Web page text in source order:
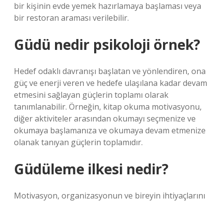
bir kişinin evde yemek hazırlamaya başlaması veya
bir restoran araması verilebilir.
Güdü nedir psikoloji örnek?
Hedef odaklı davranışı başlatan ve yönlendiren, ona
güç ve enerji veren ve hedefe ulaşılana kadar devam
etmesini sağlayan güçlerin toplamı olarak
tanımlanabilir. Örneğin, kitap okuma motivasyonu,
diğer aktiviteler arasından okumayı seçmenize ve
okumaya başlamanıza ve okumaya devam etmenize
olanak tanıyan güçlerin toplamıdır.
Güdüleme ilkesi nedir?
Motivasyon, organizasyonun ve bireyin ihtiyaçlarını